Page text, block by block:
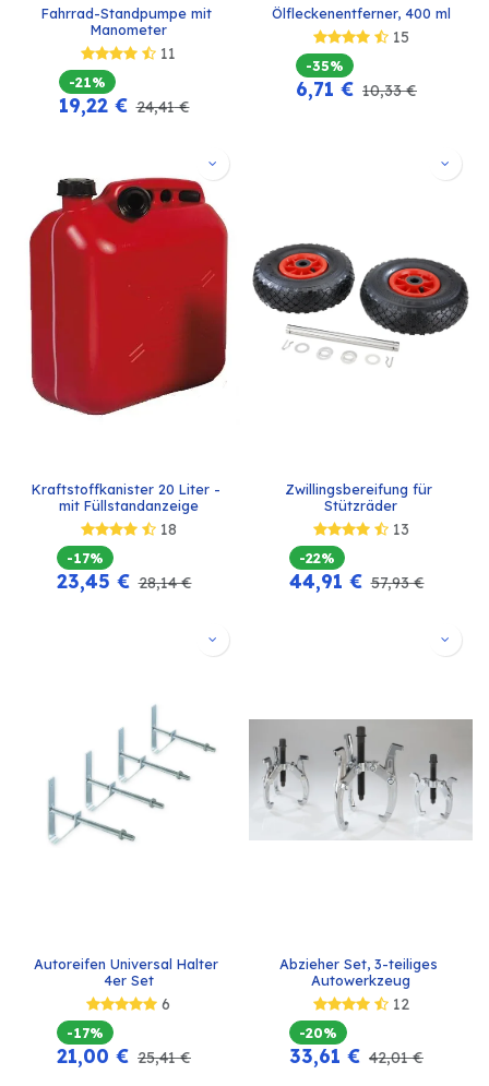
Fahrrad-Standpumpe mit
Manometer
11
-21%
19,22€ 24,41€
Ölfleckenentferner, 400 ml
15
-35%
6,71 € 10,33€
Kraftstoffkanister 20 Liter -
mit Füllstandanzeige
18
-17%
23,45 € 28,14€
Zwillingsbereifung für
Stützräder
13
-22%
44,91 € 57,93€
Autoreifen Universal Halter
4er Set
6
-17%
21,00 € 25,41€
Abzieher Set, 3-teiliges
Autowerkzeug
12
-20%
33,61 € 42,01€